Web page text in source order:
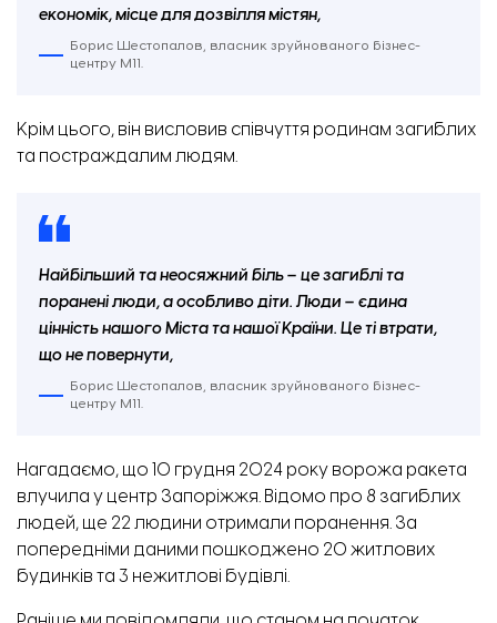
економік, місце для дозвілля містян,
Борис Шестопалов, власник зруйнованого бізнес-
центру М11.
Крім цього, він висловив співчуття родинам загиблих
та постраждалим людям.
Найбільший та неосяжний біль – це загиблі та
поранені люди, а особливо діти. Люди – єдина
цінність нашого Міста та нашої Країни. Це ті втрати,
що не повернути,
Борис Шестопалов, власник зруйнованого бізнес-
центру М11.
Нагадаємо, що 1 0 грудня 2024 року ворожа ракета
влучила у центр Запоріжжя. Відомо про 8 загиблих
людей, ще 22 людини отримали поранення. За
попередніми даними пошкоджено 20 житлових
будинків та 3 нежитлові будівлі.